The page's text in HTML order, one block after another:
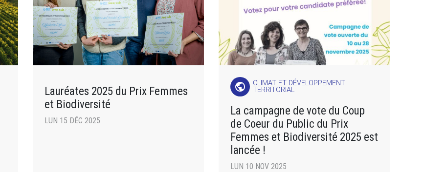
Lauréates 2025 du Prix Femmes
et Biodiversité
LUN 15 DÉC 2025
public
CLIMAT ET DÉVELOPPEMENT
TERRITORIAL
La campagne de vote du Coup
de Coeur du Public du Prix
Femmes et Biodiversité 2025 est
lancée !
LUN 10 NOV 2025